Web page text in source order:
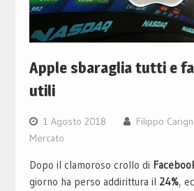
Apple sbaraglia tutti e
utili
1 Agosto 2018 Filippo
Mercato
Dopo il clamoroso crollo di
giorno ha perso addirittura il 24%,